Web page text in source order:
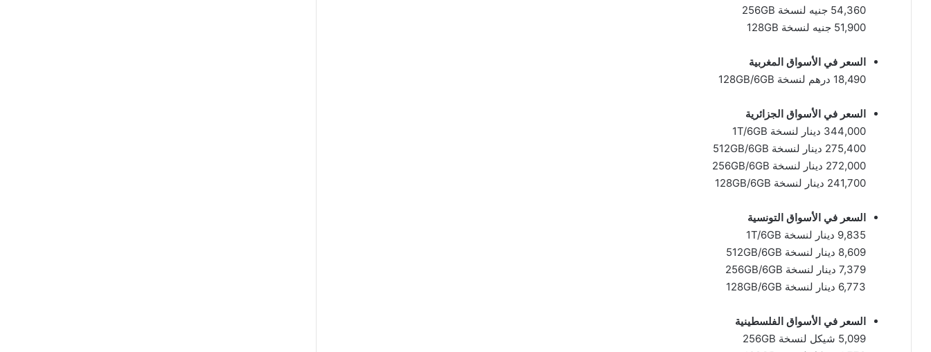
54,360 جنيه لنسخة 256GB
51,900 جنيه لنسخة 128GB
السعر في الأسواق المغربية
18,490 درهم لنسخة 128GB/6GB
السعر في الأسواق الجزائرية
344,000 دينار لنسخة 1T/6GB
275,400 دينار لنسخة 512GB/6GB
272,000 دينار لنسخة 256GB/6GB
241,700 دينار لنسخة 128GB/6GB
السعر في الأسواق التونسية
9,835 دينار لنسخة 1T/6GB
8,609 دينار لنسخة 512GB/6GB
7,379 دينار لنسخة 256GB/6GB
6,773 دينار لنسخة 128GB/6GB
السعر في الأسواق الفلسطينية
5,099 شيكل لنسخة 256GB